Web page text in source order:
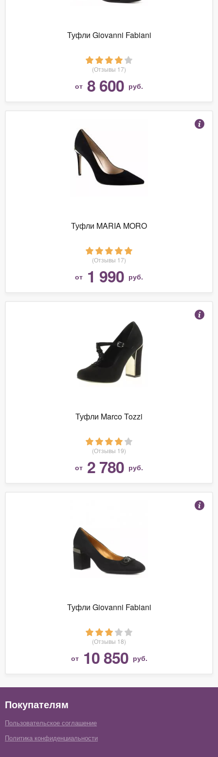
Туфли Giovanni Fabiani
(Отзывы 17)
от 8 600 руб.
Туфли MARIA MORO
(Отзывы 17)
от 1 990 руб.
Туфли Marco Tozzi
(Отзывы 19)
от 2 780 руб.
Туфли Giovanni Fabiani
(Отзывы 18)
от 10 850 руб.
Покупателям
Пользовательское соглашение
Политика конфиденциальности